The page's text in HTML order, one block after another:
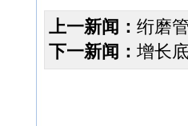
上一新闻： 绗磨
下一新闻： 增长